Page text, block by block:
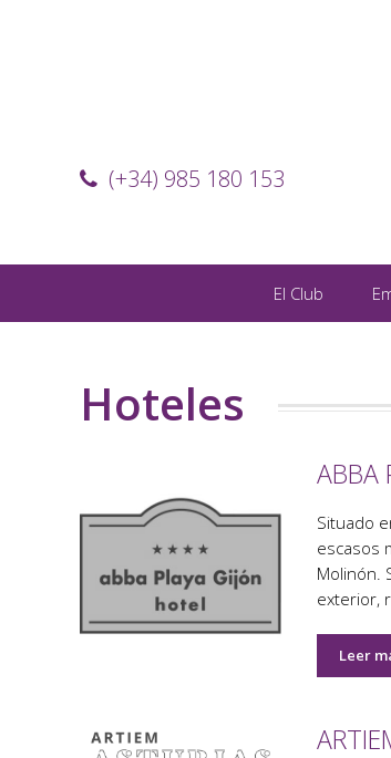
(+34) 985 180 153
El Club
Hoteles
ABBA
Situado
escasos
Molinón.
exterior,
Leer